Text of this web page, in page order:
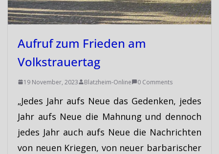
Aufruf zum Frieden am
Volkstrauertag
19 November, 2023 Blatzheim-Online 0 Comments
„Jedes Jahr aufs Neue das Gedenken, jedes
Jahr aufs Neue die Mahnung und dennoch
jedes Jahr auch aufs Neue die Nachrichten
von neuen Kriegen, von neuer barbarischer